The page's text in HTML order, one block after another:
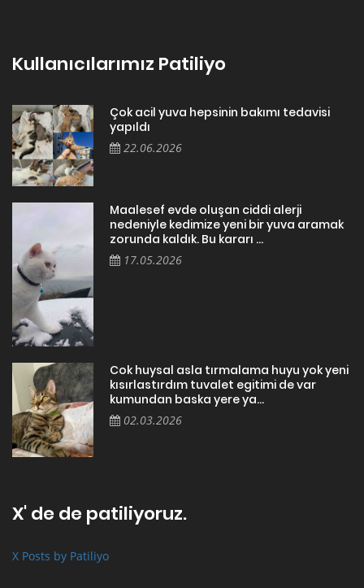
Kullanıcılarımız Patiliyo
Çok acil yuva hepsinin bakımı tedavisi
yapıldı
22.06.2026
Maalesef evde oluşan ciddi alerji
nedeniyle kedimize yeni bir yuva aramak
zorunda kaldık. Bu kararı ...
17.05.2026
Cok huysal asla tırmalama huyu yok yeni
kısırlastırdım tuvalet egitimi de var
kumundan baska yere ya...
02.03.2026
X' de de patiliyoruz.
X Posts by Patiliyo